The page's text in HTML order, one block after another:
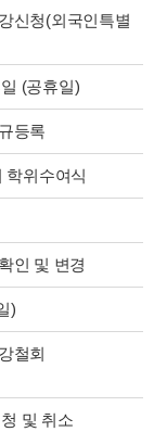
신청(외국인특별
(공휴일)
등록
학위수여식
인 및 변경
)
철회
및 취소